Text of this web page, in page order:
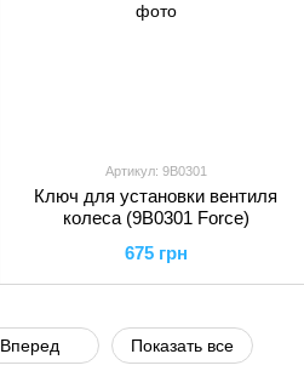
Артикул: 9B0301
Ключ для установки вентиля
колеса (9B0301 Force)
675 грн
Вперед Показать все